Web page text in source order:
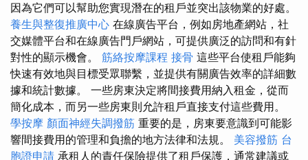
因為它們可以幫助您實現潛在的租戶並突出該物業的好處。
養生與整復推廣中心 在線廣告平台，例如房地產網站，社
交媒體平台和在線廣告門戶網站，可提供廣泛的訪問和有針
對性的顯示機會。 筋絡按摩課程 接骨 這些平台使租戶能夠
快速有效地與目標受眾聯繫，並提供有關廣告效率的詳細數
據和統計數據。 一些房東決定將間接費用納入租金，從而
簡化成本，而另一些房東則允許租戶直接支付這些費用。
學按摩 顏面神經失調撥筋 重要的是，房東要意識到可能影
響間接費用的管理和負擔的地方法律和法規。 美容撥筋 台
胞證申請 承租人的責任保險提供了租戶保護，通常建議或